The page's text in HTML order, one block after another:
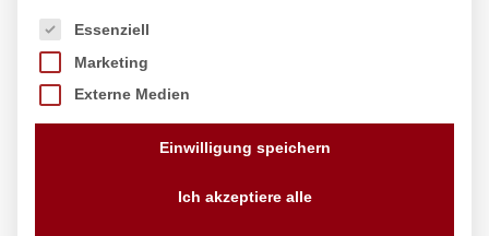
Es folgt eine Liste der Service-Gruppen, für die eine
Essenziell
Marketing
Externe Medien
Einwilligung speichern
Ich akzeptiere alle